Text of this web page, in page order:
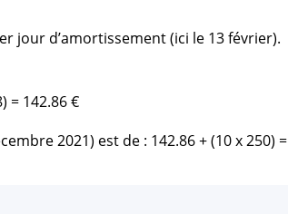
jour d’amortissement (ici le 13 février).
= 142.86 €
2021) est de : 142.86 + (10 x 250)